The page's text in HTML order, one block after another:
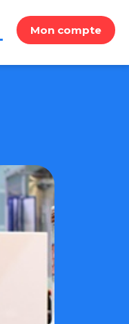
Mon compte